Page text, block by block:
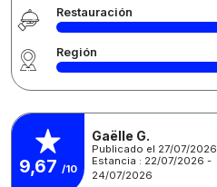
Restauración
Región
9,67 /10
Gaëlle G.
Publicado el 27/07/2026
Estancia : 22/07/2026 -
24/07/2026